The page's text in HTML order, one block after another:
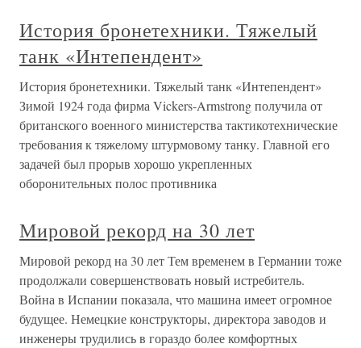
История бронетехники. Тяжелый
танк «Интепендент»
История бронетехники. Тяжелый танк «Интепендент»
Зимой 1924 года фирма Vickers-Armstrong получила от
британского военного министерства тактикотехнические
требования к тяжелому штурмовому танку. Главной его
задачей был прорыв хорошо укрепленных
оборонительных полос противника
Мировой рекорд на 30 лет
Мировой рекорд на 30 лет Тем временем в Германии тоже
продолжали совершенствовать новый истребитель.
Война в Испании показала, что машина имеет огромное
будущее. Немецкие конструкторы, директора заводов и
инженеры трудились в гораздо более комфортных